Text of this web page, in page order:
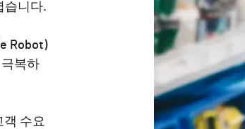
습니다.
Robot)
복하
객 수요